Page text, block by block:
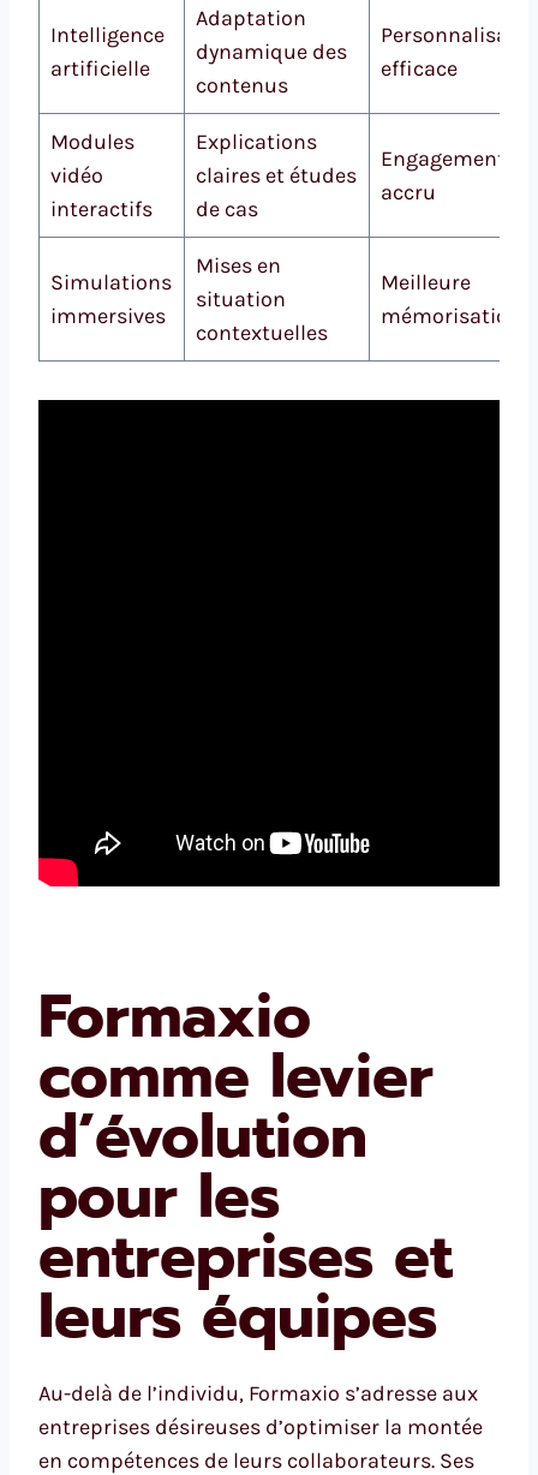
Intelligence
artificielle
Adaptation
dynamique des
contenus
efficace
Modules
vidéo
interactifs
Explications
claires et études
de cas
Engagement
accru
Simulations
immersives
Mises en
situation
contextuelles
Meilleure
mémorisation
Formaxio
comme levier
d’évolution
pour les
entreprises et
leurs équipes
Au-delà de l’individu, Formaxio s’adresse aux
entreprises désireuses d’optimiser la montée
en compétences de leurs collaborateurs. Ses